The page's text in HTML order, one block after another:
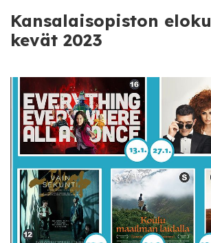
Kansalaisopiston
kevät 2023